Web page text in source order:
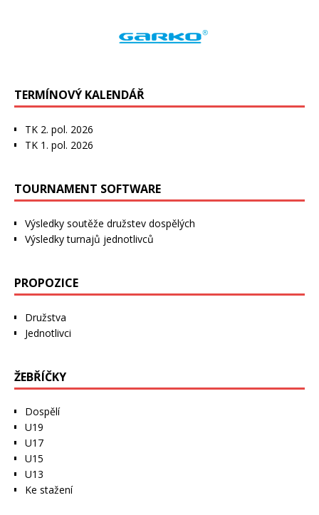
TERMÍNOVÝ KALENDÁŘ
TK 2. pol. 2026
TK 1. pol. 2026
TOURNAMENT SOFTWARE
Výsledky soutěže družstev dospělých
Výsledky turnajů jednotlivců
PROPOZICE
Družstva
Jednotlivci
ŽEBŘÍČKY
Dospělí
U19
U17
U15
U13
Ke stažení